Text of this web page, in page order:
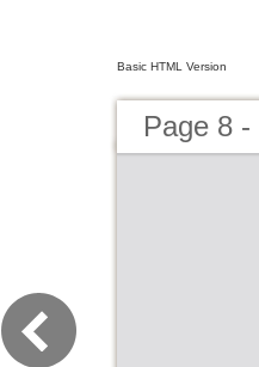
Basic HTML Version